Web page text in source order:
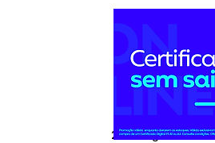
22 de ago. de